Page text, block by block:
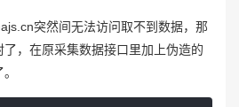
突然间无法访问取不到数据，那
，在原采集数据接口里加上伪造的